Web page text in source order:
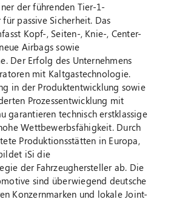
der führenden Tier-1-
passive Sicherheit. Das
Kopf-, Seiten-, Knie-, Center-
Airbags sowie
Der Erfolg des Unternehmens
mit Kaltgastechnologie.
in der Produktentwicklung sowie
Prozessentwicklung mit
garantieren technisch erstklassige
Wettbewerbsfähigkeit. Durch
Produktionsstätten in Europa,
iSi die
der Fahrzeughersteller ab. Die
sind überwiegend deutsche
Konzernmarken und lokale Joint-